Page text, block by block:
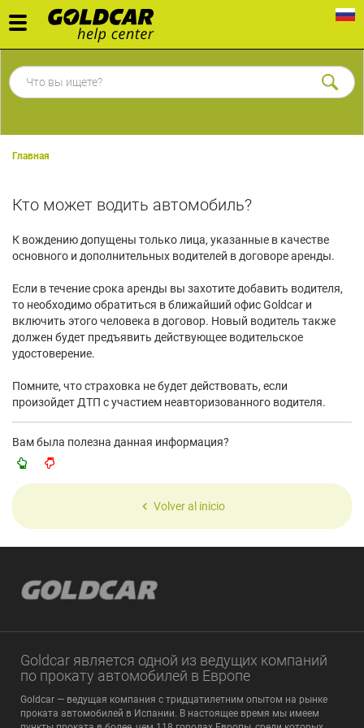
Toggle
navigation
Главная
Кто может водить автомобиль?
К вождению допущены только лица, указанные в качестве
основного и дополнительных водителей в договоре аренды.
Если в течение срока аренды вы захотите добавить водителя,
то необходимо обратиться в ближайший офис Goldcar и
включить этого человека в договор. Новый водитель также
должен будет предъявить действующее водительское
удостоверение.
Помните, что страховка не будет действовать, если
произойдет ДТП с участием неавторизованного водителя.
Вам была полезна данная информация?
Volver al inicio
Goldcar является одной из ведущих компаний
по прокату автомобилей в Европе
Goldcar — ведущая компания с тридцатилетним опытом на рынке
проката автомобилей в Испании. В настоящее время мы имеем